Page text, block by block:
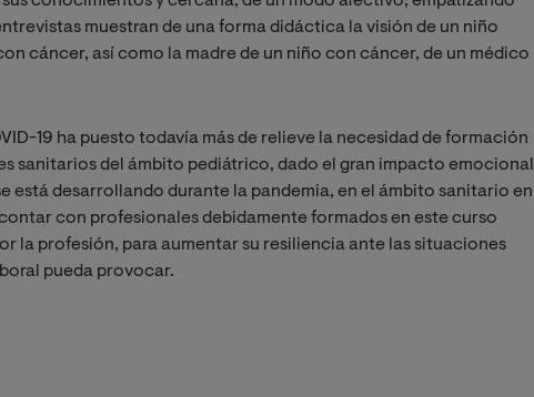
muestran de una forma didáctica la visión de un niño
cáncer, así como la madre de un niño con cáncer, de un médico
19 ha puesto todavía más de relieve la necesidad de formación
sanitarios del ámbito pediátrico, dado el gran impacto emocional
está desarrollando durante la pandemia, en el ámbito sanitario en
con profesionales debidamente formados en este curso
la profesión, para aumentar su resiliencia ante las situaciones
pueda provocar.